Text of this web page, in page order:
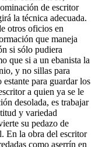
de escritor
la técnica adecuada.
otros oficios en
que maneja
si sólo pudiera
que si a un ebanista la
y no sillas para
estante para guardar los
a quien ya se le
desolada, es trabajar
y variedad
su pedazo de
En la obra del escritor
como aserrín en